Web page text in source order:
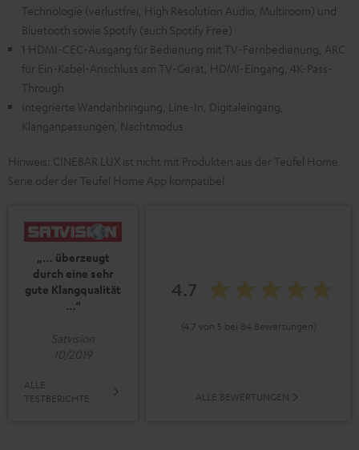
Technologie (verlustfrei, High Resolution Audio, Multiroom) und
Bluetooth sowie Spotify (auch Spotify Free)
1 HDMI-CEC-Ausgang für Bedienung mit TV-Fernbedienung, ARC
für Ein-Kabel-Anschluss am TV-Gerät, HDMI-Eingang, 4K-Pass-
Through
Integrierte Wandanbringung, Line-In, Digitaleingang,
Klanganpassungen, Nachtmodus
Hinweis: CINEBAR LUX ist nicht mit Produkten aus der Teufel Home
Serie oder der Teufel Home App kompatibel
„… überzeugt
durch eine sehr
gute Klangqualität
…“
Satvision
10/2019
ALLE
TESTBERICHTE
4.7
(4.7 von 5 bei 84 Bewertungen)
ALLE BEWERTUNGEN